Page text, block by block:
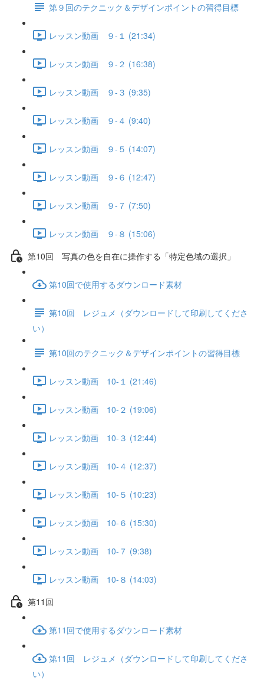
第９回のテクニック＆デザインポイントの習得目標
レッスン動画 ９-１ (21:34)
レッスン動画 ９-２ (16:38)
レッスン動画 ９-３ (9:35)
レッスン動画 ９-４ (9:40)
レッスン動画 ９-５ (14:07)
レッスン動画 ９-６ (12:47)
レッスン動画 ９-７ (7:50)
レッスン動画 ９-８ (15:06)
第10回 写真の色を自在に操作する「特定色域の選択」
第10回で使用するダウンロード素材
第10回 レジュメ（ダウンロードして印刷してくださ
い）
第10回のテクニック＆デザインポイントの習得目標
レッスン動画 10-１ (21:46)
レッスン動画 10-２ (19:06)
レッスン動画 10-３ (12:44)
レッスン動画 10-４ (12:37)
レッスン動画 10-５ (10:23)
レッスン動画 10-６ (15:30)
レッスン動画 10-７ (9:38)
レッスン動画 10-８ (14:03)
第11回
第11回で使用するダウンロード素材
第11回 レジュメ（ダウンロードして印刷してくださ
い）